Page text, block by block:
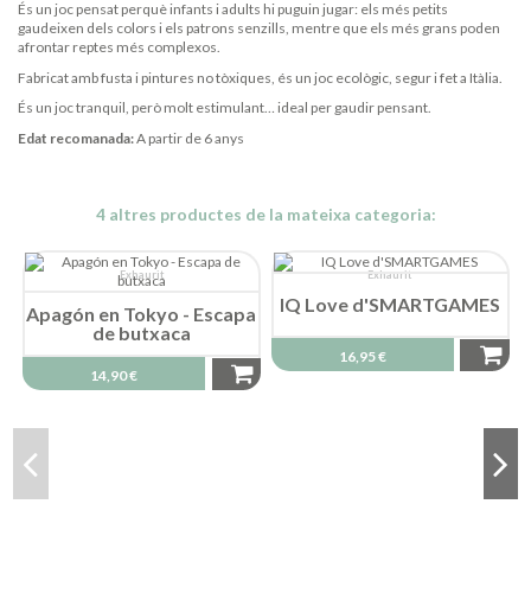
És un joc pensat perquè infants i adults hi puguin jugar: els més petits
gaudeixen dels colors i els patrons senzills, mentre que els més grans poden
afrontar reptes més complexos.
Fabricat amb fusta i pintures no tòxiques, és un joc ecològic, segur i fet a Itàlia.
És un joc tranquil, però molt estimulant… ideal per gaudir pensant.
Edat recomanada:A partir de 6 anys
4 altres productes de la mateixa categoria:
Exhaurit
Apagón en Tokyo - Escapa
de butxaca
14,90 €
Exhaurit
IQ Love d'SMARTGAMES
16,95 €